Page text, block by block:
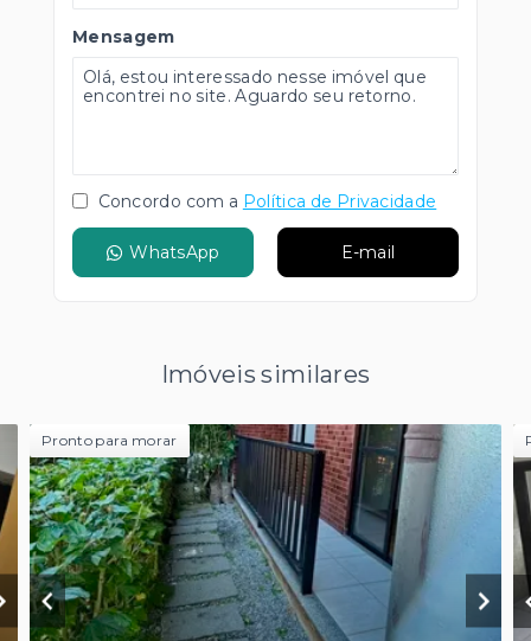
Mensagem
Concordo com a Política de Privacidade
WhatsApp E-mail
Imóveis similares
Pronto para morar